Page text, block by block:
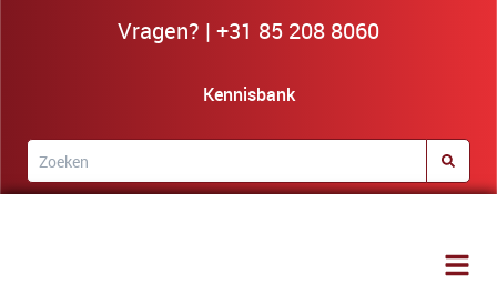
Vragen? | +31 85 208 8060
Kennisbank